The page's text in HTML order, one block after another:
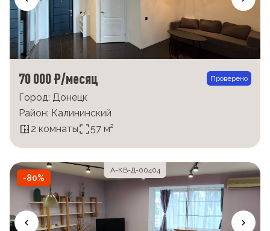
70 000 ₽/месяц Проверено
Город: Донецк
Район: Калининский
2 комнаты
57 м²
А-КВ-Д-00404
-80%